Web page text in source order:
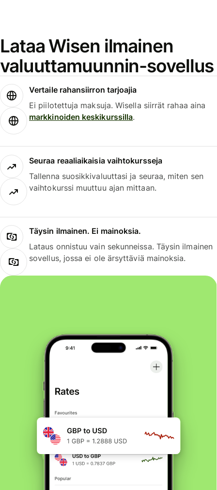
Lataa Wisen ilmainen
valuuttamuunnin-sovellus
Vertaile rahansiirron tarjoajia
Ei piilotettuja maksuja. Wisella siirrät rahaa aina
markkinoiden keskikurssilla.
Seuraa reaaliaikaisia vaihtokursseja
Tallenna suosikkivaluuttasi ja seuraa, miten sen
vaihtokurssi muuttuu ajan mittaan.
Täysin ilmainen. Ei mainoksia.
Lataus onnistuu vain sekunneissa. Täysin ilmainen
sovellus, jossa ei ole ärsyttäviä mainoksia.